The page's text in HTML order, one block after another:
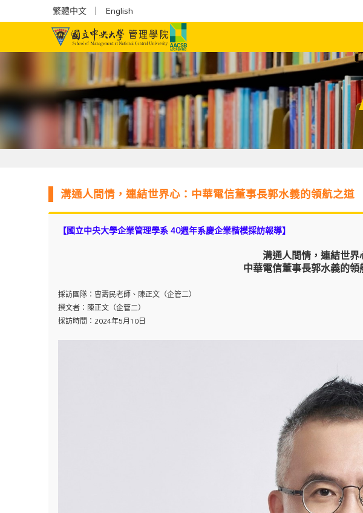
繁體中文 English
溝通人間情，連結世界心：中華電信董事長郭水義的領航之道
【國立中央大學企業管理學系 40週年系慶企業楷模採訪報導】
溝通人間情，連結世界
中華電信董事長郭水義的
採訪團隊：曹壽民老師、陳正文（企管二）
撰文者：陳正文（企管二）
採訪時間：2024年5月10日